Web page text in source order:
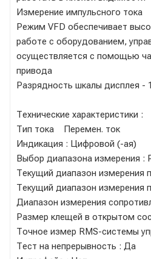
Измерение импульсного тока
Режим VFD обеспечивает
работе с оборудованием,
осуществляется с помощью
привода
Разрядность шкалы дисплея -
Технические характеристики :
Тип тока Перемен. ток
Индикация : Цифровой (-ая)
Выбор диапазона измерения :
Текущий диапазон измерения
Текущий диапазон измерения
Диапазон измерения
Размер клещей в открытом
Точное измер RMS-системы
Тест на непрерывность : Да